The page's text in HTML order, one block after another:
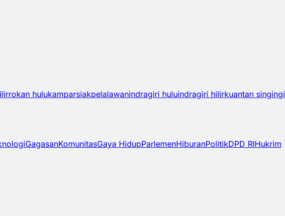
rokan hulukamparsiakpelalawanindragiri huluindragiri hilirkuantan singingi
GagasanKomunitasGaya HidupParlemenHiburanPolitikDPD RIHukrim